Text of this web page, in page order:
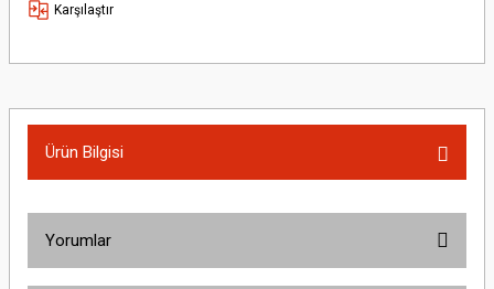
Karşılaştır
Ürün Bilgisi
Yorumlar